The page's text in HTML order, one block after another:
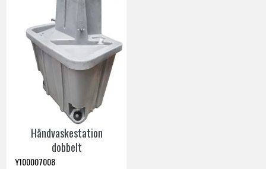
Håndvaskestation
dobbelt
Y100007008